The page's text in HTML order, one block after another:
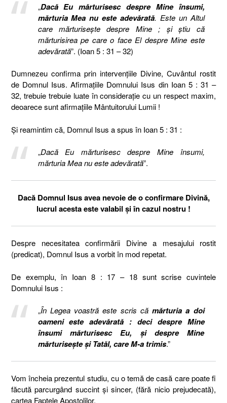
„Dacă Eu mărturisesc despre Mine însumi,
mărturia Mea nu este adevărată. Este un Altul
care mărturiseşte despre Mine ; şi ştiu că
mărturisirea pe care o face El despre Mine este
adevărată”. (Ioan 5 : 31 – 32)
Dumnezeu confirma prin intervențiile Divine, Cuvântul rostit
de Domnul Isus. Afirmațiile Domnului Isus din Ioan 5 : 31 –
32, trebuie trebuie luate în considerație cu un respect maxim,
deoarece sunt afirmațiile Mântuitorului Lumii !
Și reamintim că, Domnul Isus a spus în Ioan 5 : 31 :
„Dacă Eu mărturisesc despre Mine însumi,
mărturia Mea nu este adevărată”.
Dacă Domnul Isus avea nevoie de o confirmare Divină,
lucrul acesta este valabil și în cazul nostru !
Despre necesitatea confirmării Divine a mesajului rostit
(predicat), Domnul Isus a vorbit în mod repetat.
De exemplu, în Ioan 8 : 17 – 18 sunt scrise cuvintele
Domnului Isus :
„În Legea voastră este scris că mărturia a doi
oameni este adevărată : deci despre Mine
însumi mărturisesc Eu, şi despre Mine
mărturiseşte şi Tatăl, care M-a trimis.”
Vom încheia prezentul studiu, cu o temă de casă care poate fi
făcută parcurgând succint și sincer, (fără nicio prejudecată),
cartea Faptele Apostolilor.